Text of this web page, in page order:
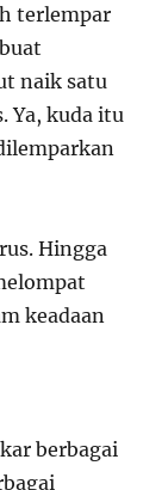
terlempar
naik satu
Ya, kuda itu
Hingga
keadaan
berbagai